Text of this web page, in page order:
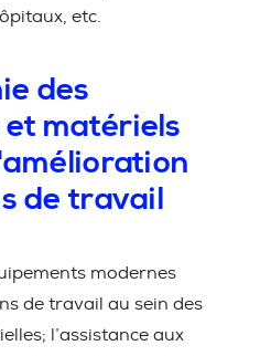
etc.
des
matériels
de travail
modernes
de travail au sein des
l’assistance aux